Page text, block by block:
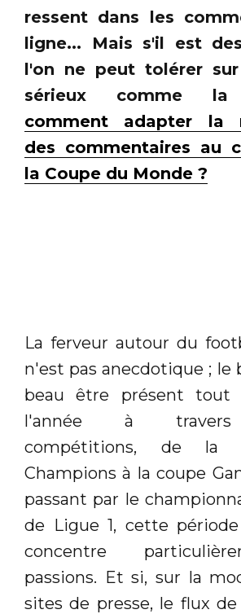
ressent dans les
ligne... Mais s'il est
l'on ne peut tolérer
sérieux comme la
comment adapter la
des commentaires au
la Coupe du Monde ?
La ferveur autour du
n'est pas anecdotique ; le
beau être présent tout
l'année à travers
compétitions, de la
Champions à la coupe
passant par le
de Ligue 1, cette
concentre
passions. Et si, sur la
sites de presse, le flux de